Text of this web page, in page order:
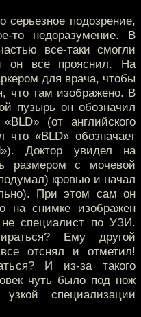
подозрение,
то недоразумение. В
все-таки смогли
он все прояснил. На
для врача, чтобы
что там изображено. В
пузырь он обозначил
(от английского
что «BLD» обозначает
Доктор увидел на
размером с мочевой
кровью и начал
При этом сам он
на снимке изображен
специалист по УЗИ.
Ему другой
отснял и отметил!
И из-за такого
чуть было под нож
специализации